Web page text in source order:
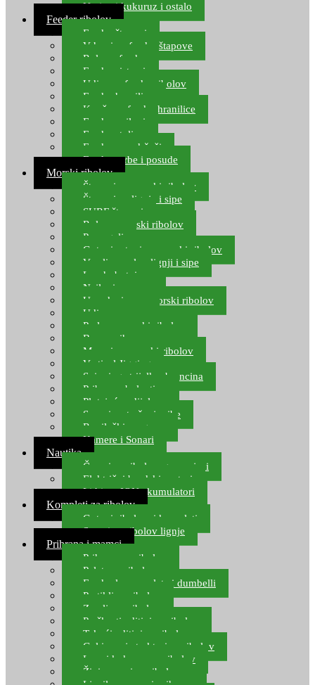
Umjetni kukuruz i ostalo
Feeder ribolov
Feeder štapovi
Vrhovi za feeder štapove
Role za feeder
Feeder sistemi
Udice za feeder ribolov
Feeder hranilice
Kopče za feeder hranilice
Feeder najloni
Feeder stolice
Feeder arm držači
Feeder torbe i posude
Morski ribolov
Štapovi za morski ribolov
Štapovi za lignje i sipe
SURF štapovi
Role za morski ribolov
Parangali
Gotovi setovi za morski ribolov
Varalice za lov lignji i sipe
Lov hobotnice
Najloni za more
Upredenice za morski ribolov
Udice za more
Perle za morski ribolov
Brum prihrana za more
Mamci za morski ribolov
Vertical Jigging
Spinning strijelke, brancina
Pribor za bolentino
Plutajuća odijela
Sonari za traženje ribe
Ronilački program
Kamere i Sonari
Nautika
Čamci za ribolov, gumenjaci
Električni brodski motori
Lithium ION akumulatori
Kompleti za ribolov
Gotovi ribolovni kompleti
Setovi za ribolov lignje
Prihrana i mamci
Prihrana za ribolov
Pelete za ribolov
Feeder lovne pelete i dumbelli
Partikli za ribolov
Zemlja za ribolov
Praškasti aditivi za ribolov
Tekući aditivi za ribolov
Gel i sprej atraktori za ribolov
Lovni kukuruz za ribolov
Živi mamci za ribolov